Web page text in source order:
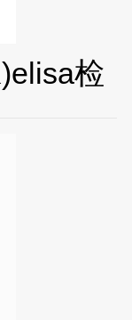
检